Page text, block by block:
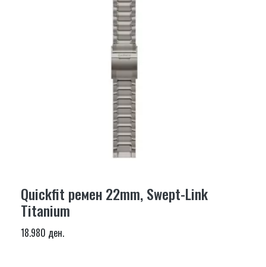
Quickfit ремен 22mm, Swept-Link
Titanium
18.980 ден.